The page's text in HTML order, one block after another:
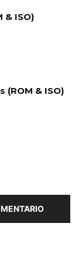
& ISO)
(ROM & ISO)